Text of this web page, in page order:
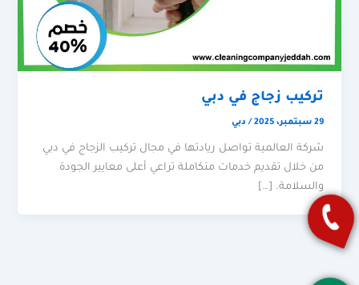
تركيب زجاج في دبي
29 سبتمبر، 2025 / دبي
شركة العالمية تواصل ريادتها في مجال تركيب الزجاج في دبي
من خلال تقديم خدمات متكاملة تراعي أعلى معايير الجودة
والسلامة. […]